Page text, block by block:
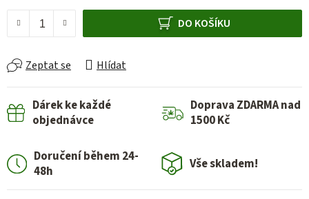
DO KOŠÍKU
Zeptat se Hlídat
Dárek ke každé
objednávce
Doprava ZDARMA nad
1500 Kč
Doručení během 24-
48h
Vše skladem!